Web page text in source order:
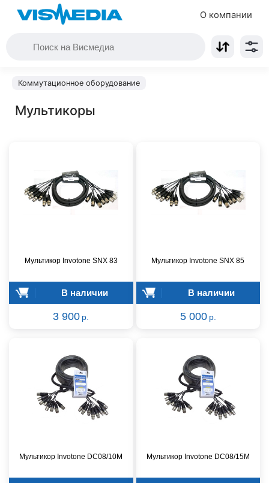
О компании
Коммутационное оборудование
Мультикоры
Мультикор Invotone SNX 83
В наличии
3 900 р.
Мультикор Invotone SNX 85
В наличии
5 000 р.
Мультикор Invotone DC08/10M Мультикор Invotone DC08/15M